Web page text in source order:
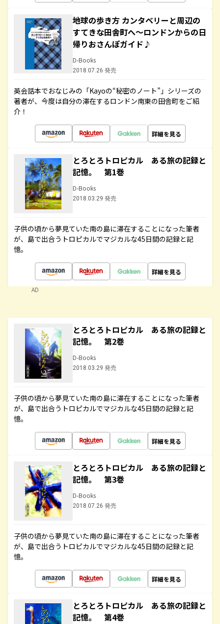
地球の歩き方 カンタベリーと周辺の
すてきな田舎町へ～ロンドンからの日
帰りおさんぽガイド♪
D-Books
2018.07.26 発売
英会話本でおなじみの「Kayoの“秘密のノート”」シリーズの
著者が、今度は自分の滞在するロンドン南東の田舎町をご紹
介！
詳細を見る
とろとろトロピカル ある旅の記録と
記憶。 第1巻
D-Books
2018.03.29 発売
子供の頃から夢見ていた南の島に滞在することになった筆者
が、島で出合うトロピカルでマジカルな45日間の記録と記
憶。
詳細を見る
AD
とろとろトロピカル ある旅の記録と
記憶。 第2巻
D-Books
2018.03.29 発売
子供の頃から夢見ていた南の島に滞在することになった筆者
が、島で出合うトロピカルでマジカルな45日間の記録と記
憶。
詳細を見る
とろとろトロピカル ある旅の記録と
記憶。 第3巻
D-Books
2018.07.26 発売
子供の頃から夢見ていた南の島に滞在することになった筆者
が、島で出合うトロピカルでマジカルな45日間の記録と記
憶。
詳細を見る
とろとろトロピカル ある旅の記録と
記憶。 第4巻